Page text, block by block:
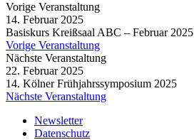
Vorige Veranstaltung
14. Februar 2025
Basiskurs Kreißsaal ABC – Februar 2025
Vorige Veranstaltung
Nächste Veranstaltung
22. Februar 2025
14. Kölner Frühjahrssymposium 2025
Nächste Veranstaltung
Newsletter
Datenschutz